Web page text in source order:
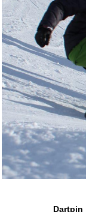
Dartpin